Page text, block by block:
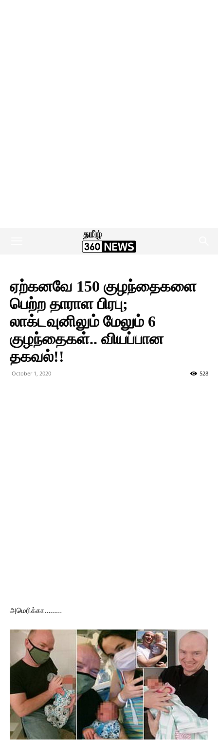
ஏற்கனவே 150 குழந்தைகளை
பெற்ற தாராள பிரபு;
லாக்டவுனிலும் மேலும் 6
குழந்தைகள்.. வியப்பான
தகவல்!!
October 1, 2020 528
அமெரிக்கா………